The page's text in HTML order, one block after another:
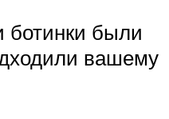
были
вашему